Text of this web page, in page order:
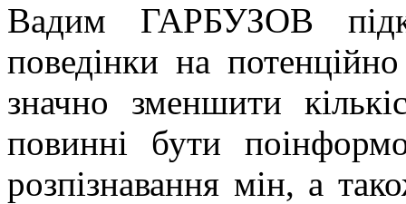
Вадим ГАРБУЗОВ
поведінки на
значно зменшити
повинні бути
розпізнавання мін, а